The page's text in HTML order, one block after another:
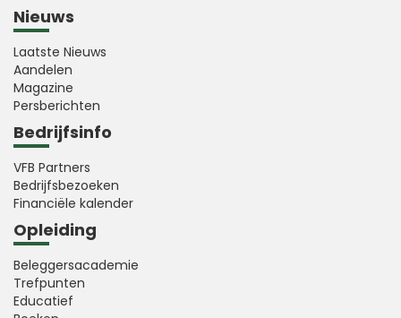
Nieuws
Laatste Nieuws
Aandelen
Magazine
Persberichten
Bedrijfsinfo
VFB Partners
Bedrijfsbezoeken
Financiële kalender
Opleiding
Beleggersacademie
Trefpunten
Educatief